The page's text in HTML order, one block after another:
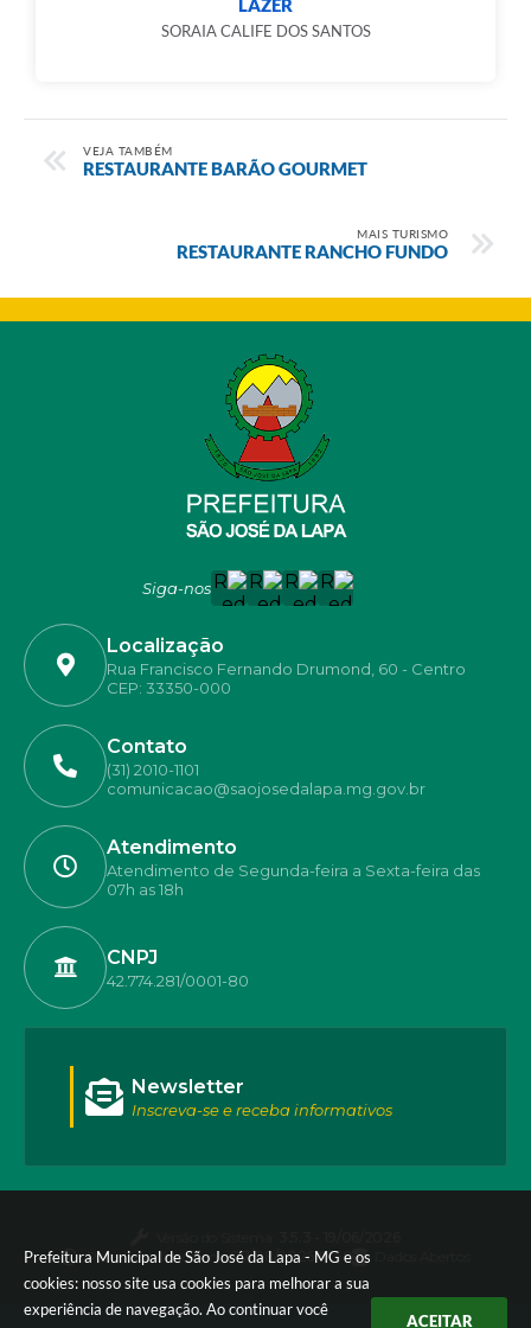
Prefeitura Municipal de São José da Lapa - MG e os
cookies: nosso site usa cookies para melhorar a sua
experiência de navegação. Ao continuar você
ACEITAR
LAZER
SORAIA CALIFE DOS SANTOS
VEJA TAMBÉM
RESTAURANTE BARÃO GOURMET
MAIS TURISMO
RESTAURANTE RANCHO FUNDO
Siga-nos
Localização
Rua Francisco Fernando Drumond, 60 - Centro
CEP: 33350-000
Contato
(31) 2010-1101
comunicacao@saojosedalapa.mg.gov.br
Atendimento
Atendimento de Segunda-feira a Sexta-feira das
07h as 18h
CNPJ
42.774.281/0001-80
Newsletter
Inscreva-se e receba informativos
Portal atualizado em:07/08/2026 17:50